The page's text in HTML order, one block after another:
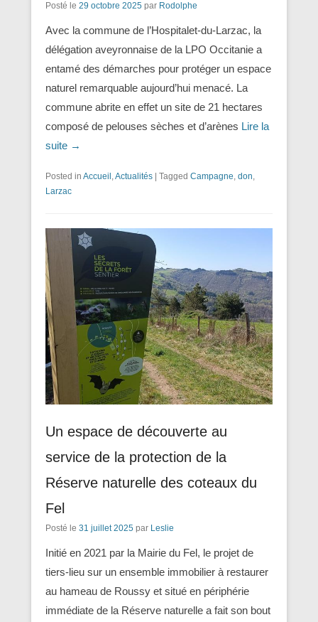
Posté le 29 octobre 2025 par Rodolphe
Avec la commune de l’Hospitalet-du-Larzac, la
délégation aveyronnaise de la LPO Occitanie a
entamé des démarches pour protéger un espace
naturel remarquable aujourd’hui menacé. La
commune abrite en effet un site de 21 hectares
composé de pelouses sèches et d’arènes Lire la
suite →
Posted in Accueil ,Actualités Tagged Campagne, don,
Larzac
Un espace de découverte au
service de la protection de la
Réserve naturelle des coteaux du
Fel
Posté le 31 juillet 2025 par Leslie
Initié en 2021 par la Mairie du Fel, le projet de
tiers-lieu sur un ensemble immobilier à restaurer
au hameau de Roussy et situé en périphérie
immédiate de la Réserve naturelle a fait son bout